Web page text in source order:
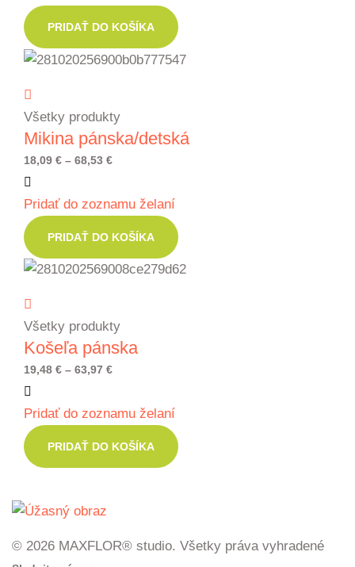
PRIDAŤ DO KOŠÍKA
Všetky produkty
Mikina pánska/detská
18,09 € – 68,53 €Price
18,09 €
Pridať do zoznamu želaní
PRIDAŤ DO KOŠÍKA
Všetky produkty
Košeľa pánska
19,48 € – 63,97 €Price
19,48 €
Pridať do zoznamu želaní
PRIDAŤ DO KOŠÍKA
© 2026 MAXFLOR® studio. Všetky práva vyhradené